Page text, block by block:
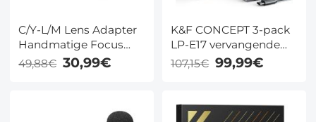
C/Y-L/M Lens Adapter
Handmatige Focus
Compatibele Contax
Yashica Lenzen voor
49,88€ 30,99€
K&F CONCEPT 3-pack
LP-E17 vervangende
batterijen en 20W
snellader, compatibel
R100 RP R10 R8,
Powershot V1, T8i T7i
107,15€ 99,99€